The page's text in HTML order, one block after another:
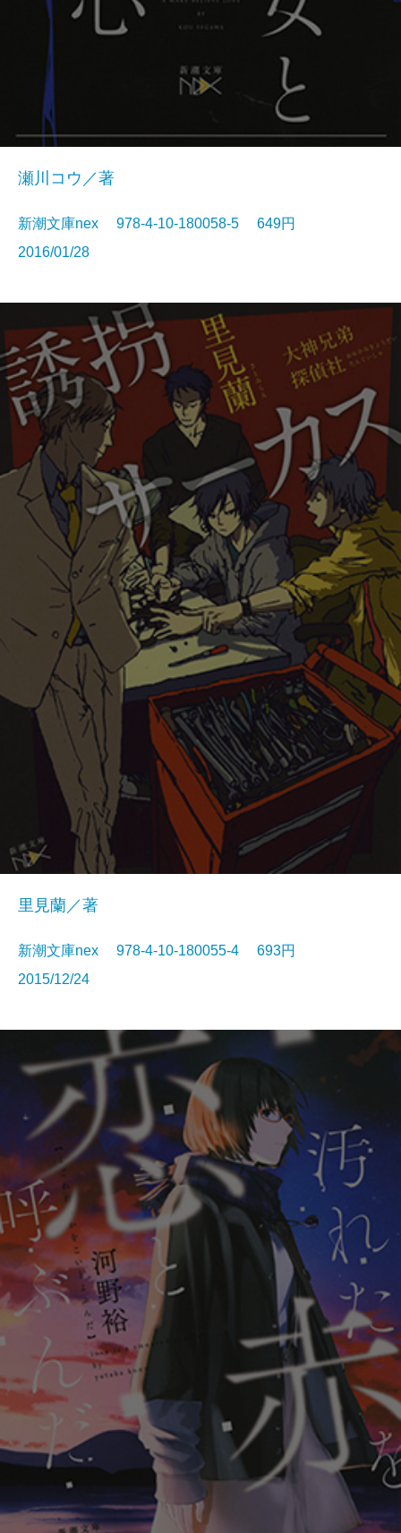
瀬川コウ／著
新潮文庫nex 978-4-10-180058-5 649円
2016/01/28
里見蘭／著
新潮文庫nex 978-4-10-180055-4 693円
2015/12/24